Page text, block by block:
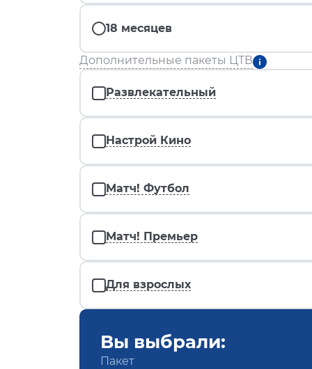
18 месяцев
Дополнительные пакеты ЦТВ
Развлекательный
Настрой Кино
Матч! Футбол
Матч! Премьер
Для взрослых
Вы выбрали:
Пакет